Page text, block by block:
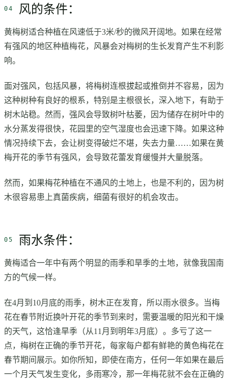
风的条件：
黄梅树适合种植在风速低于3米/秒的微风开阔地。如果在经常
有强风的地区种植梅花，风暴会对梅树的生长发育产生不利影
响。
面对强风，包括风暴，将梅树连根拔起或推倒并不容易，因为
这种树种有良好的根系，特别是主根很长，深入地下，有助于
树木站稳。然而，强风会导致树叶枯萎，因为储存在树叶中的
水分蒸发得很快，花园里的空气湿度也会迅速下降。如果这种
情况持续下去，会让树变得破烂不堪，失去力量……如果在黄
梅开花的季节有强风，会导致花蕾发育缓慢并大量脱落。
然而，如果梅花种植在不通风的土地上，也是不利的，因为树
木很容易患上真菌疾病，细菌有很好的机会攻击。
雨水条件：
黄梅适合一年中有两个明显的雨季和旱季的土地，就像我国南
方的气候一样。
在4月到10月底的雨季，树木正在发育，所以雨水很多。当梅
花在春节附近换叶开花的季节到来时，需要温暖的阳光和干燥
的天气，这恰逢旱季（从11月到明年3月底）。多亏了这一
点，梅树在正确的季节开花，每家每户都有鲜艳的黄色梅花在
春节期间展示。如你所知，即使在南方，任何一年如果在最后
一个月天气发生变化，多雨寒冷，那一年梅花就不会在正确的